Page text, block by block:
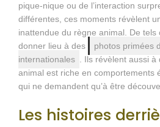
pique-nique ou de l’interaction
différentes, ces moments révèlent
inattendue du règne animal. De tels
donner lieu à des
photos primées
internationales . Ils révèlent aussi à
animal est riche en comportements
qui ne demandent qu’à être
Les histoires